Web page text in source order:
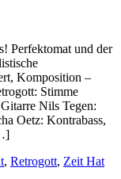
Perfektomat und der
Komposition –
Stimme
Nils Tegen:
Oetz: Kontrabass,
, Retrogott, Zeit Hat